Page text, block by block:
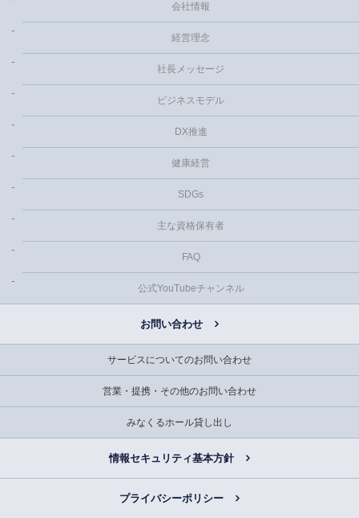
会社情報
経営理念
社長メッセージ
ビジネスモデル
DX推進
健康経営
SDGs
主な資格保有者
FAQ
公式YouTubeチャンネル
お問い合わせ
サービスについてのお問い合わせ
営業・提携・その他のお問い合わせ
みなくるホール貸し出し
情報セキュリティ基本方針
プライバシーポリシー